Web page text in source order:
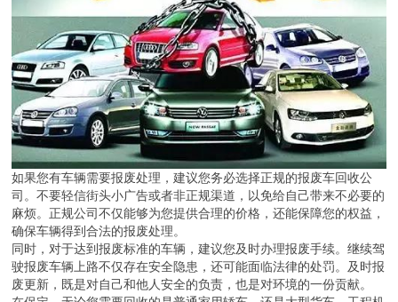
如果您有车辆需要报废处理，建议您务必选择正规的报废车回收公
司。不要轻信街头小广告或者非正规渠道，以免给自己带来不必要的
麻烦。正规公司不仅能够为您提供合理的价格，还能保障您的权益，
确保车辆得到合法的报废处理。
同时，对于达到报废标准的车辆，建议您及时办理报废手续。继续驾
驶报废车辆上路不仅存在安全隐患，还可能面临法律的处罚。及时报
废更新，既是对自己和他人安全的负责，也是对环境的一份贡献。